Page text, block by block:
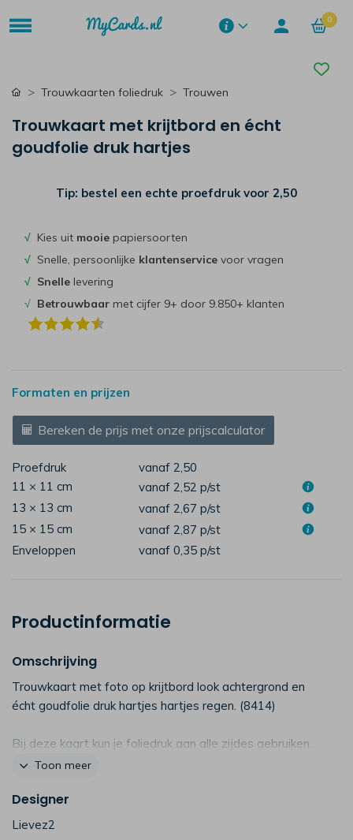
0
Trouwkaarten foliedruk Trouwen
Trouwkaart met krijtbord en écht
goudfolie druk hartjes
Tip: bestel een echte proefdruk voor 2,50
√ Kies uit mooie papiersoorten
√ Snelle, persoonlijke klantenservice voor vragen
√ Snelle levering
√ Betrouwbaar met cijfer 9+ door 9.850+ klanten
Formaten en prijzen
Bereken de prijs met onze prijscalculator
Proefdruk
vanaf 2,50
11 × 11 cm
vanaf 2,52 p/st
13 × 13 cm
vanaf 2,67 p/st
15 × 15 cm
vanaf 2,87 p/st
Enveloppen
vanaf 0,35 p/st
Productinformatie
Omschrijving
Trouwkaart met foto op krijtbord look achtergrond en
écht goudfolie druk hartjes hartjes regen. (8414)
Bij deze kaart kun je foliedruk aan alle zijdes gebruiken.
Je kunt deze kaart ook bestellen met alleen foliedruk op
Vragen hierover? Neem gerust contact met ons op.
Toon meer
Designer
Lievez2